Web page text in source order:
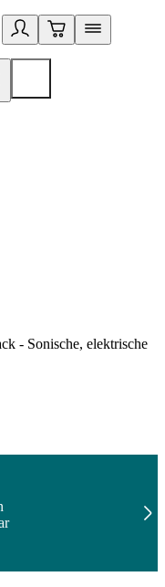
- Sonische, elektrische